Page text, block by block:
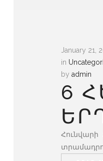
January 21,
in
by admin
6